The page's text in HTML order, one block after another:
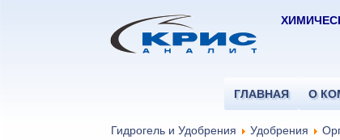
ГЛАВНАЯ О
Гидрогель и Удобрения Удобрения